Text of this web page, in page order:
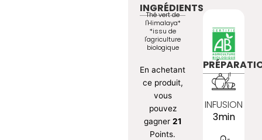
INGRÉDIENTS
Thé vert de
l'Himalaya*
*issu de
l'agriculture
biologique
En achetant
ce produit,
vous
pouvez
gagner 21
Points.
quantité de Thé vert
INFUSION
3min